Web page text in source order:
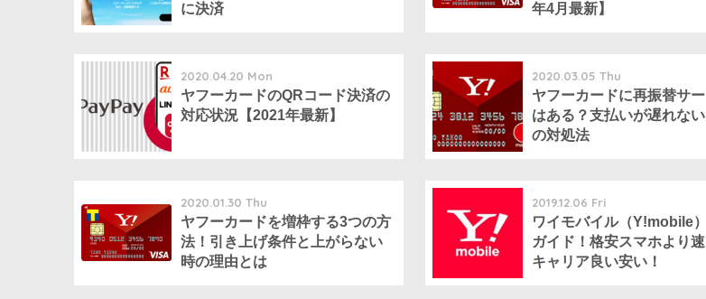
に決済
年4月最新】
2020.04.20 Mon
ヤフーカードのQRコード決済の
対応状況【2021年最新】
2020.03.05 Thu
ヤフーカードに再振替サ
はある？支払いが遅れな
の対処法
2020.01.30 Thu
ヤフーカードを増枠する3つの方
法！引き上げ条件と上がらない
時の理由とは
2019.12.06 Fri
ワイモバイル（Y!mobile
ガイド！格安スマホより
キャリア良い安い！